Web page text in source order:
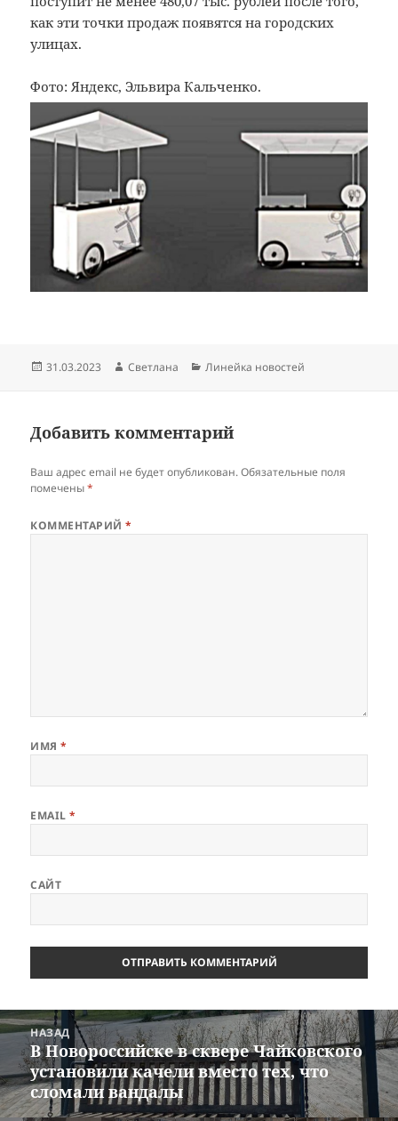
как эти точки продаж появятся на городских
улицах.
Фото: Яндекс, Эльвира Кальченко.
Опубликовано
31.03.2023 Автор
Светлана Рубрики
Линейка новостей
Добавить комментарий
Ваш адрес email не будет опубликован. Обязательные поля
помечены*
КОММЕНТАРИЙ*
ИМЯ*
EMAIL*
САЙТ
Навигация
записям
НАЗАД
Предыдущая
запись:
В Новороссийске в сквере Чайковского
установили качели вместо тех, что
сломали вандалы